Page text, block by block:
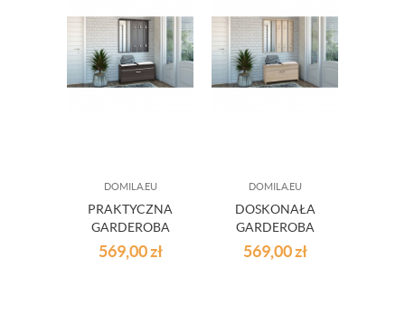
DOMILA.EU
PRAKTYCZNA
GARDEROBA
ROMA WIESZAK
LUSTRO SZAFKA
569,00zł
DOMILA.EU
DOSKONAŁA
GARDEROBA
ROMA WIESZAK
LUSTRO SZAFKA
569,00zł